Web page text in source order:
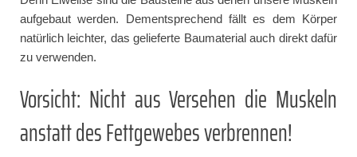
aufgebaut werden. Dementsprechend fällt es dem Körper
natürlich leichter, das gelieferte Baumaterial auch direkt dafür
zu verwenden.
Vorsicht: Nicht aus Versehen die Muskeln
anstatt des Fettgewebes verbrennen!